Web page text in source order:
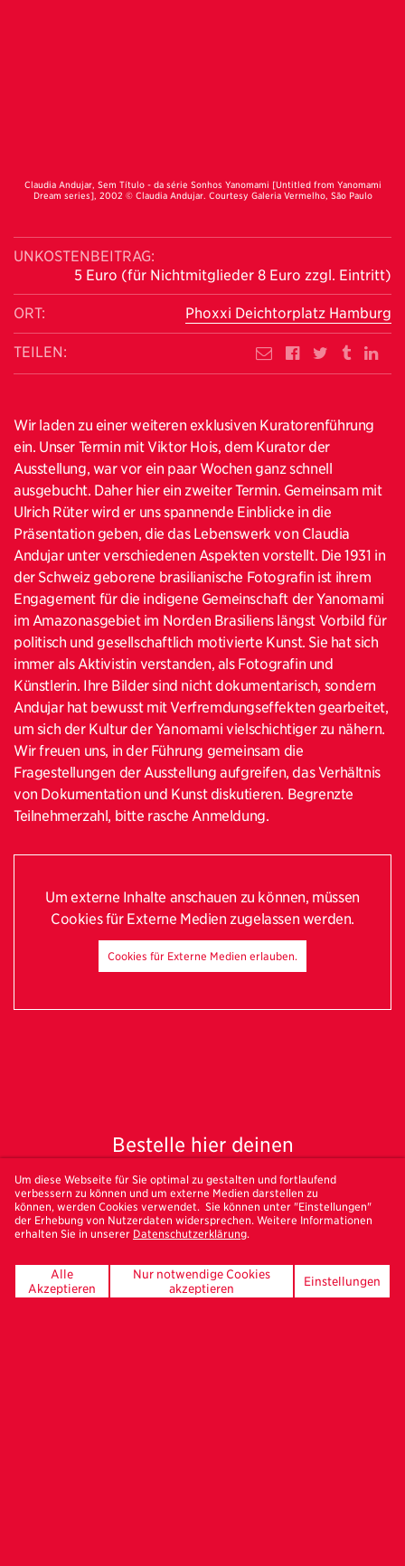
Claudia Andujar, Sem Título - da série Sonhos Yanomami [Untitled from Yanomami
Dream series], 2002 © Claudia Andujar. Courtesy Galeria Vermelho, São Paulo
UNKOSTENBEITRAG:
5 Euro (für Nichtmitglieder 8 Euro zzgl. Eintritt)
ORT: Phoxxi Deichtorplatz Hamburg
TEILEN:
Wir laden zu einer weiteren exklusiven Kuratorenführung
ein. Unser Termin mit Viktor Hois, dem Kurator der
Ausstellung, war vor ein paar Wochen ganz schnell
ausgebucht. Daher hier ein zweiter Termin. Gemeinsam mit
Ulrich Rüter wird er uns spannende Einblicke in die
Präsentation geben, die das Lebenswerk von Claudia
Andujar unter verschiedenen Aspekten vorstellt. Die 1931 in
der Schweiz geborene brasilianische Fotografin ist ihrem
Engagement für die indigene Gemeinschaft der Yanomami
im Amazonasgebiet im Norden Brasiliens längst Vorbild für
politisch und gesellschaftlich motivierte Kunst. Sie hat sich
immer als Aktivistin verstanden, als Fotografin und
Künstlerin. Ihre Bilder sind nicht dokumentarisch, sondern
Andujar hat bewusst mit Verfremdungseffekten gearbeitet,
um sich der Kultur der Yanomami vielschichtiger zu nähern.
Wir freuen uns, in der Führung gemeinsam die
Fragestellungen der Ausstellung aufgreifen, das Verhältnis
von Dokumentation und Kunst diskutieren. Begrenzte
Teilnehmerzahl, bitte rasche Anmeldung.
Um externe Inhalte anschauen zu können, müssen
Cookies für Externe Medien zugelassen werden.
Cookies für Externe Medien erlauben.
Bestelle hier deinen
Freundeskreis-Newsletter
UNSERE FÖRDERER
Um diese Webseite für Sie optimal zu gestalten und fortlaufend
verbessern zu können und um externe Medien darstellen zu
können, werden Cookies verwendet. Sie können unter "Einstellungen"
der Erhebung von Nutzerdaten widersprechen. Weitere Informationen
erhalten Sie in unserer Datenschutzerklärung.
Alle
Akzeptieren
Nur notwendige Cookies
akzeptieren
Einstellungen